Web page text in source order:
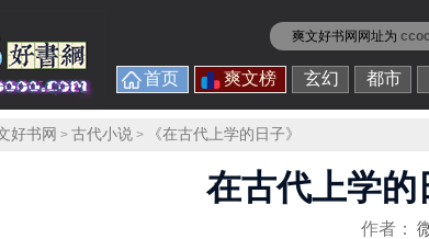
爽文好书网网址为
首页 爽文榜 玄幻 都市
好书网 > 古代小说 > 《在古代上学的日子》
在古代上学的
作者：